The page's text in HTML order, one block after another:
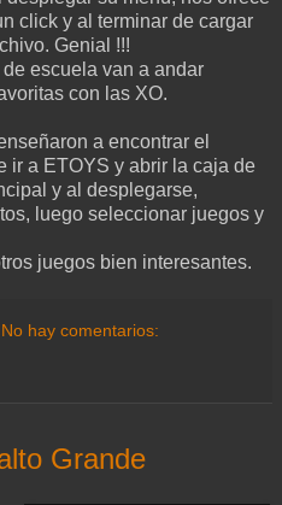
click y al terminar de cargar
Genial !!!
escuela van a andar
con las XO.
a encontrar el
ir a ETOYS y abrir la caja de
y al desplegarse,
luego seleccionar juegos y
juegos bien interesantes.
No hay comentarios:
Grande